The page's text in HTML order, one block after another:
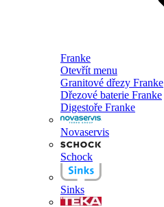
Franke
Otevřít menu
Granitové dřezy Franke
Dřezové baterie Franke
Digestoře Franke
Novaservis
Schock
Sinks